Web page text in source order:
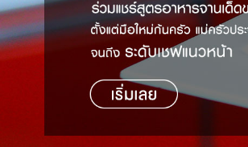
เปรียบเทียบหน่วยการตวง
เปรียบเทียบอุณหภูมิ
เปรียบเทียบน้ำหนักวัตถุดิบ
ชั่งตวงเนย
สร้าง Cookbook